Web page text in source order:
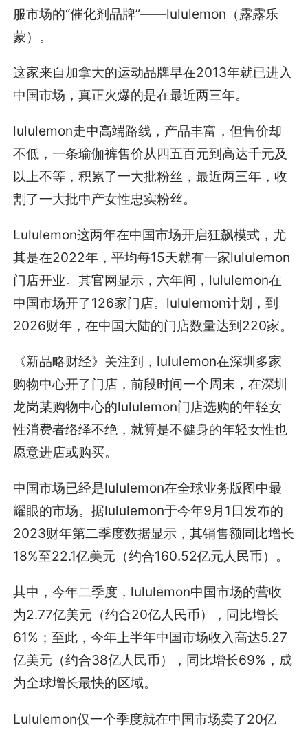
服市场的“催化剂品牌”——lululemon（露露乐
蒙）。
这家来自加拿大的运动品牌早在2013年就已进入
中国市场，真正火爆的是在最近两三年。
lululemon走中高端路线，产品丰富，但售价却
不低，一条瑜伽裤售价从四五百元到高达千元及
以上不等，积累了一大批粉丝，最近两三年，收
割了一大批中产女性忠实粉丝。
Lululemon这两年在中国市场开启狂飙模式，尤
其是在2022年，平均每15天就有一家lululemon
门店开业。其官网显示，六年间，lululemon在
中国市场开了126家门店。lululemon计划，到
2026财年，在中国大陆的门店数量达到220家。
《新品略财经》关注到，lululemon在深圳多家
购物中心开了门店，前段时间一个周末，在深圳
龙岗某购物中心的lululemon门店选购的年轻女
性消费者络绎不绝，就算是不健身的年轻女性也
愿意进店或购买。
中国市场已经是lululemon在全球业务版图中最
耀眼的市场。据lululemon于今年9月1日发布的
2023财年第二季度数据显示，其销售额同比增长
18%至22.1亿美元（约合160.52亿元人民币）。
其中，今年二季度，lululemon中国市场的营收
为2.77亿美元（约合20亿人民币），同比增长
61%；至此，今年上半年中国市场收入高达5.27
亿美元（约合38亿人民币），同比增长69%，成
为全球增长最快的区域。
Lululemon仅一个季度就在中国市场卖了20亿